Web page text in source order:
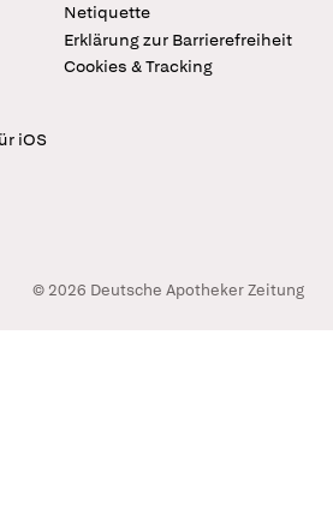
Netiquette
Erklärung zur Barrierefreiheit
Cookies & Tracking
iOS
© 2026 Deutsche Apotheker Zeitung